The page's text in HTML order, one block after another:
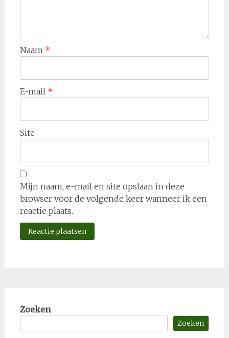
Naam *
E-mail *
Site
Mijn naam, e-mail en site opslaan in deze
browser voor de volgende keer wanneer ik een
reactie plaats.
Zoeken
Zoeken